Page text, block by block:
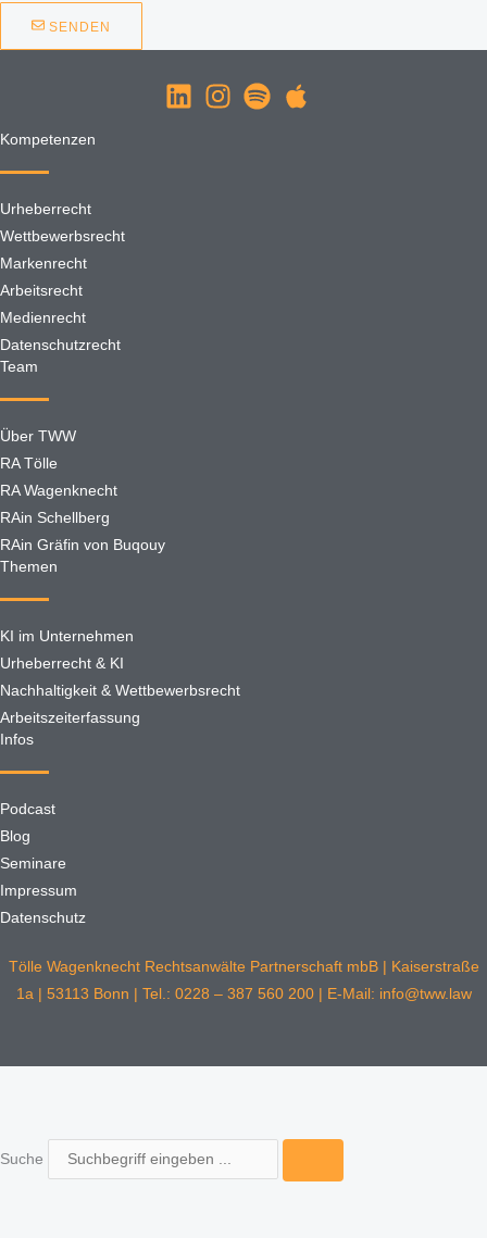
SENDEN
Kompetenzen
Urheberrecht
Wettbewerbsrecht
Markenrecht
Arbeitsrecht
Medienrecht
Datenschutzrecht
Team
Über TWW
RA Tölle
RA Wagenknecht
RAin Schellberg
RAin Gräfin von Buqouy
Themen
KI im Unternehmen
Urheberrecht & KI
Nachhaltigkeit & Wettbewerbsrecht
Arbeitszeiterfassung
Infos
Podcast
Blog
Seminare
Impressum
Datenschutz
Tölle Wagenknecht Rechtsanwälte Partnerschaft mbB | Kaiserstraße
1a | 53113 Bonn | Tel.: 0228 – 387 560 200 | E-Mail: info@tww.law
Suche